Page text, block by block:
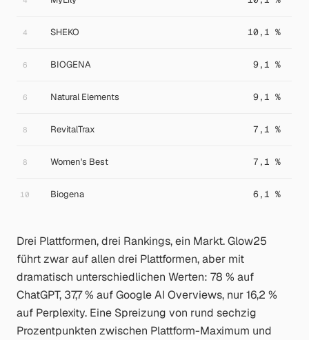
4 SHEKO 10,1 %
6 BIOGENA 9,1 %
6 Natural Elements 9,1 %
8 RevitalTrax 7,1 %
8 Women's Best 7,1 %
10 Biogena 6,1 %
Drei Plattformen, drei Rankings, ein Markt. Glow25
führt zwar auf allen drei Plattformen, aber mit
dramatisch unterschiedlichen Werten: 78 % auf
ChatGPT, 37,7 % auf Google AI Overviews, nur 16,2 %
auf Perplexity. Eine Spreizung von rund sechzig
Prozentpunkten zwischen Plattform-Maximum und